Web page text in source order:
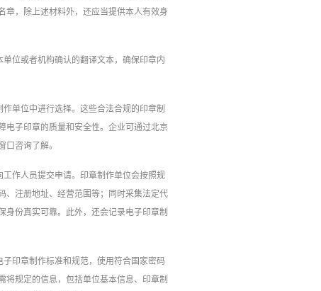
章，除上述材料外，还应当提供本人有效身
位或者机构确认的翻译文本，确保印章内
单位中进行选择。这些合法合规的印章制
电子印章的质量和安全性。企业可通过北京
咨询了解。
作人员提交申请。印章制作单位会按照规
、注册地址、经营范围等；同时采集法定代
份真实可靠。此外，还会记录电子印章制
印章制作标准和规范，使用符合国家密码
将规定的信息，包括单位基本信息、印章制